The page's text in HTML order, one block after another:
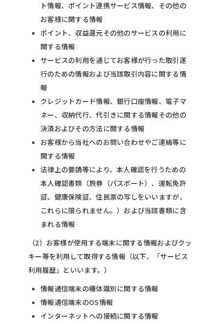
ト情報、ポイント連携サービス情報、その他の
お客様に関する情報
ポイント、収益還元その他のサービスの利用に
関する情報
サービスの利用を通じてお客様が行った取引遂
行のための情報および当該取引内容に関する情
報
クレジットカード情報、銀行口座情報、電子マ
ネー、収納代行、代引きに関する情報その他の
決済およびその方法に関する情報
お客様から当社へのお問い合わせやご連絡等に
関する情報
法律上の要請等により、本人確認を行うための
本人確認書類（旅券（パスポート）、運転免許
証、健康保険証、住民票の写しをいいますが、
これらに限られません。）および当該書類に含
まれる情報
（2）お客様が使用する端末に関する情報およびクッ
キー等を利用して取得する情報（以下、「サービス
利用履歴」といいます。）
情報通信端末の機体識別に関する情報
情報通信端末のOS情報
インターネットへの接続に関する情報